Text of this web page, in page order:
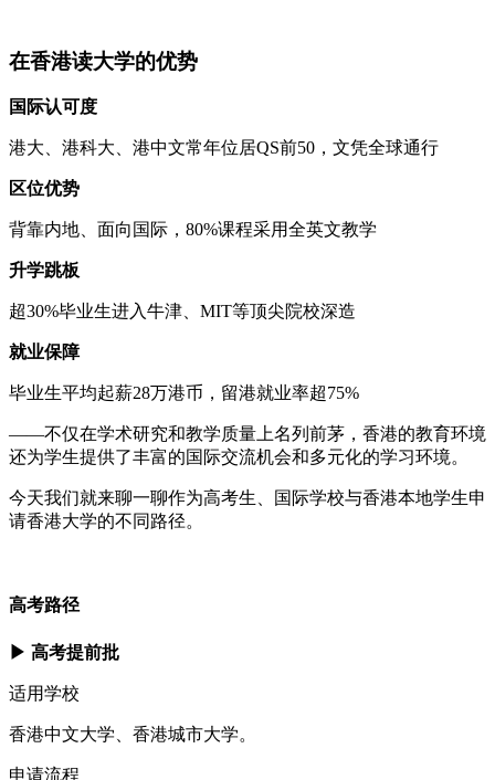
在香港读大学的优势
国际认可度
港大、港科大、港中文常年位居QS前50，文凭全球通行
区位优势
背靠内地、面向国际，80%课程采用全英文教学
升学跳板
超30%毕业生进入牛津、MIT等顶尖院校深造
就业保障
毕业生平均起薪28万港币，留港就业率超75%
——不仅在学术研究和教学质量上名列前茅，香港的教育环境
还为学生提供了丰富的国际交流机会和多元化的学习环境。
今天我们就来聊一聊作为高考生、国际学校与香港本地学生申
请香港大学的不同路径。
高考路径
▶ 高考提前批
适用学校
香港中文大学、香港城市大学。
申请流程